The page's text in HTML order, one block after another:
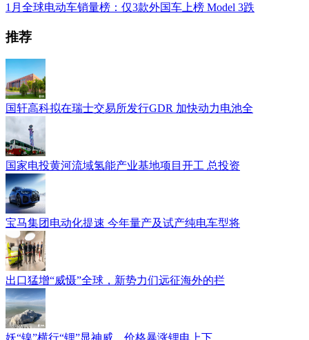
1月全球电动车销量榜：仅3款外国车上榜 Model 3跌
推荐
国轩高科拟在瑞士交易所发行GDR 加快动力电池全
国家电投黄河流域氢能产业基地项目开工 总投资
宝马集团电动化提速 今年量产及试产纯电车型将
出口猛增“威慑”全球，新势力们远征海外的拦